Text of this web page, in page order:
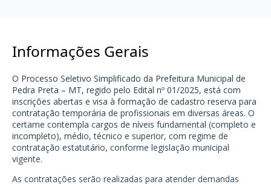
Informações Gerais
O Processo Seletivo Simplificado da Prefeitura Municipal de
Pedra Preta – MT, regido pelo Edital nº 01/2025, está com
inscrições abertas e visa à formação de cadastro reserva para
contratação temporária de profissionais em diversas áreas. O
certame contempla cargos de níveis fundamental (completo e
incompleto), médio, técnico e superior, com regime de
contratação estatutário, conforme legislação municipal
vigente.
As contratações serão realizadas para atender demandas